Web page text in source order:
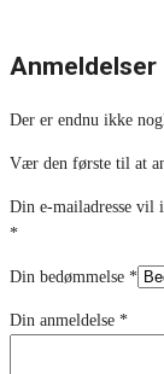
Anmeldelser
Der er endnu ikke
Vær den første til at
Din e-mailadresse vil
*
Din bedømmelse *
Din anmeldelse *